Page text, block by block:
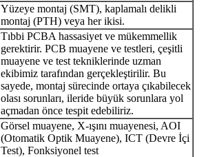
Yüzeye montaj (SMT), kaplamalı delikli
montaj (PTH) veya her ikisi.
Tıbbi PCBA hassasiyet ve mükemmellik
gerektirir. PCB muayene ve testleri, çeşitli
muayene ve test tekniklerinde uzman
ekibimiz tarafından gerçekleştirilir. Bu
sayede, montaj sürecinde ortaya çıkabilecek
olası sorunları, ileride büyük sorunlara yol
açmadan önce tespit edebiliriz.
Görsel muayene, X-ışını muayenesi, AOI
(Otomatik Optik Muayene), ICT (Devre İçi
Test), Fonksiyonel test